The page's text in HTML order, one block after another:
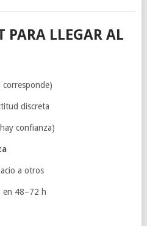
LLEGAR AL
corresponde)
discreta
confianza)
a otros
en 48–72 h